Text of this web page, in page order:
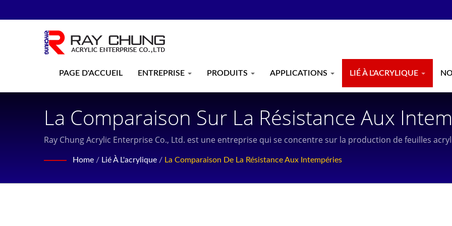
PAGE D'ACCUEIL ENTREPRISE PRODUITS APPLICATIONS LIÉ À L'ACRYLIQUE
La Comparaison Sur La Résistance Aux
Acrylique Coulée Professionnelle, Feuille
De Plexiglas, Feuille Transparente En PMMA,
Ans À Taiwan | Ray Chung
Ray Chung Acrylic Enterprise Co., Ltd. est une entreprise qui se concentre sur la production de feuilles
services conviviaux aux clients.
Home / Lié À L'acrylique / La Comparaison De La Résistance Aux Intempéries